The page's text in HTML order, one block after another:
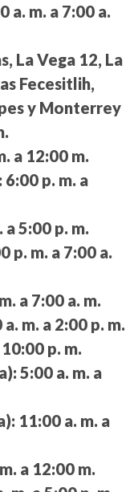
a. m. a 7:00 a.
La Vega 12, La
Fecesitlih,
y Monterrey
a 12:00 m.
6:00 p. m. a
a 5:00 p. m.
p. m. a 7:00 a.
a 7:00 a. m.
a. m. a 2:00 p. m.
p. m.
5:00 a. m. a
11:00 a. m. a
a 12:00 m.